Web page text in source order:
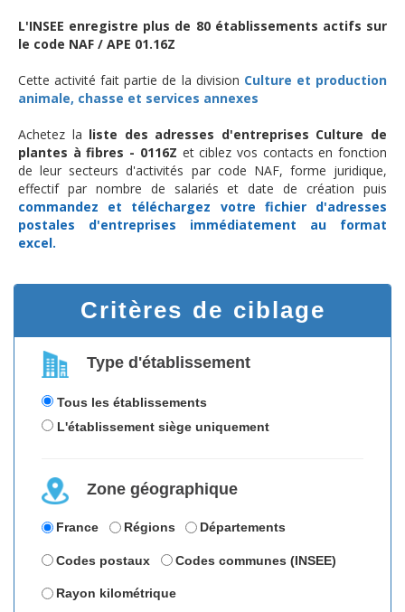
L'INSEE enregistre plus de 80 établissements actifs sur
le code NAF / APE 01.16Z
Cette activité fait partie de la division Culture et production
animale, chasse et services annexes
Achetez la liste des adresses d'entreprises Culture de
plantes à fibres - 0116Z et ciblez vos contacts en fonction
de leur secteurs d'activités par code NAF, forme juridique,
effectif par nombre de salariés et date de création puis
commandez et téléchargez votre fichier d'adresses
postales d'entreprises immédiatement au format
excel.
Critères de ciblage
Type d'établissement
Tous les établissements
L'établissement siège uniquement
Zone géographique
France Régions Départements
Codes postaux Codes communes (INSEE)
Rayon kilométrique